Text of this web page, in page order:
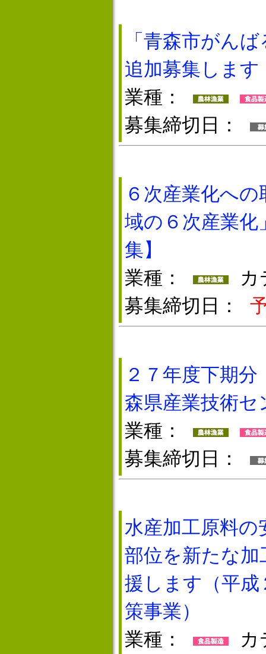
「青森市がん
追加募集します
業種：
募集締切日：
６次産業化へ
域の６次産業化
集】
業種：
カ
募集締切日：
２７年度下期
森県産業技術セ
業種：
募集締切日：
水産加工原料
部位を新たな
援します（平成
策事業）
業種：
カ